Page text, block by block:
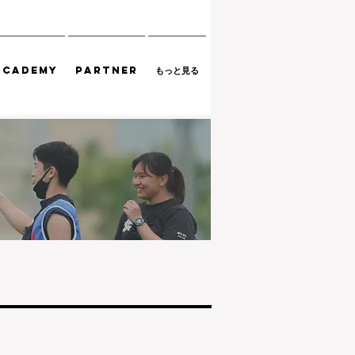
PARTNER もっと見る